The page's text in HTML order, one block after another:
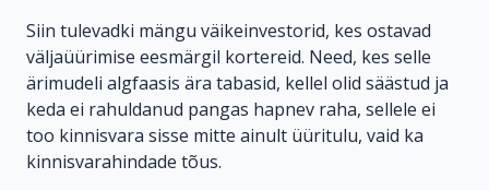
Siin tulevadki mängu väikeinvestorid, kes ostavad
väljaüürimise eesmärgil kortereid. Need, kes selle
ärimudeli algfaasis ära tabasid, kellel olid säästud ja
keda ei rahuldanud pangas hapnev raha, sellele ei
too kinnisvara sisse mitte ainult üüritulu, vaid ka
kinnisvarahindade tõus.